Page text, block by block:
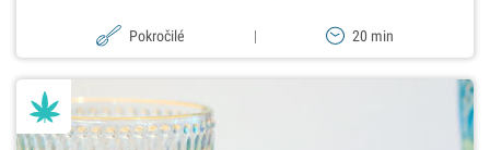
Pokročilé | 20 min